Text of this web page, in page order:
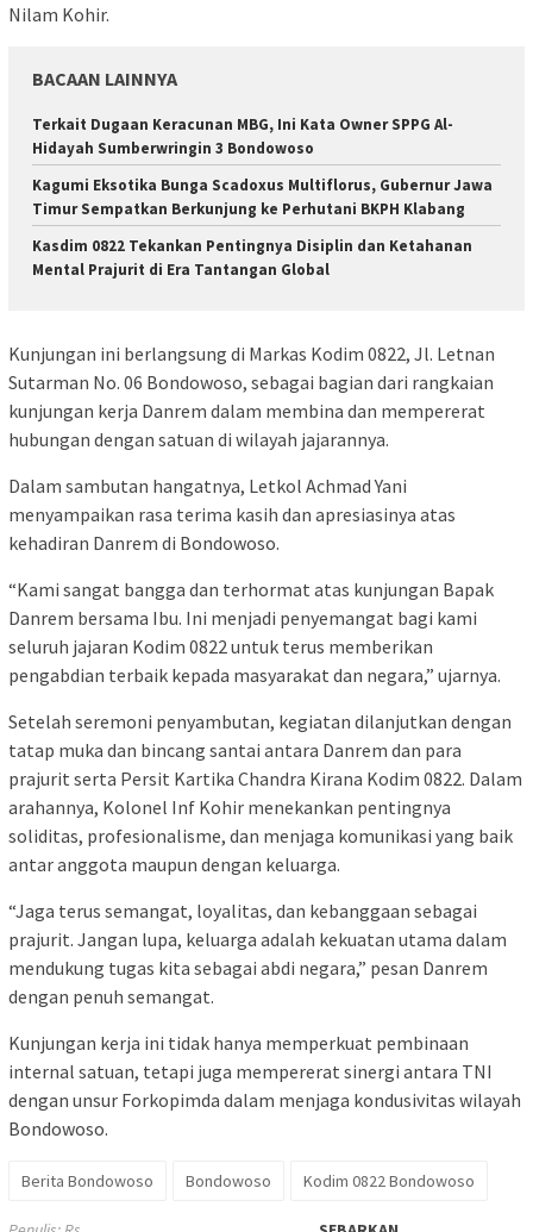
Nilam Kohir.
BACAAN LAINNYA
Terkait Dugaan Keracunan MBG, Ini Kata Owner SPPG Al-
Hidayah Sumberwringin 3 Bondowoso
Kagumi Eksotika Bunga Scadoxus Multiflorus, Gubernur Jawa
Timur Sempatkan Berkunjung ke Perhutani BKPH Klabang
Kasdim 0822 Tekankan Pentingnya Disiplin dan Ketahanan
Mental Prajurit di Era Tantangan Global
Kunjungan ini berlangsung di Markas Kodim 0822, Jl. Letnan
Sutarman No. 06 Bondowoso, sebagai bagian dari rangkaian
kunjungan kerja Danrem dalam membina dan mempererat
hubungan dengan satuan di wilayah jajarannya.
Dalam sambutan hangatnya, Letkol Achmad Yani
menyampaikan rasa terima kasih dan apresiasinya atas
kehadiran Danrem di Bondowoso.
“Kami sangat bangga dan terhormat atas kunjungan Bapak
Danrem bersama Ibu. Ini menjadi penyemangat bagi kami
seluruh jajaran Kodim 0822 untuk terus memberikan
pengabdian terbaik kepada masyarakat dan negara,” ujarnya.
Setelah seremoni penyambutan, kegiatan dilanjutkan dengan
tatap muka dan bincang santai antara Danrem dan para
prajurit serta Persit Kartika Chandra Kirana Kodim 0822. Dalam
arahannya, Kolonel Inf Kohir menekankan pentingnya
soliditas, profesionalisme, dan menjaga komunikasi yang baik
antar anggota maupun dengan keluarga.
“Jaga terus semangat, loyalitas, dan kebanggaan sebagai
prajurit. Jangan lupa, keluarga adalah kekuatan utama dalam
mendukung tugas kita sebagai abdi negara,” pesan Danrem
dengan penuh semangat.
Kunjungan kerja ini tidak hanya memperkuat pembinaan
internal satuan, tetapi juga mempererat sinergi antara TNI
dengan unsur Forkopimda dalam menjaga kondusivitas wilayah
Bondowoso.
Berita Bondowoso Bondowoso Kodim 0822 Bondowoso